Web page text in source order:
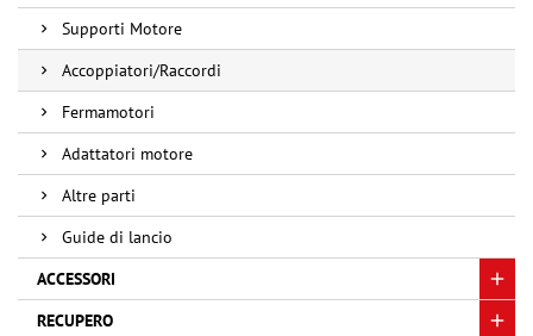
Supporti Motore
Accoppiatori/Raccordi
Fermamotori
Adattatori motore
Altre parti
Guide di lancio
ACCESSORI
RECUPERO